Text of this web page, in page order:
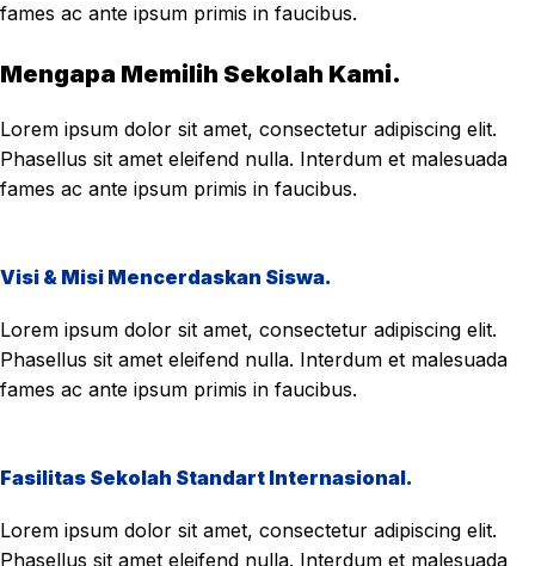
fames ac ante ipsum primis in faucibus.
Mengapa Memilih Sekolah Kami.
Lorem ipsum dolor sit amet, consectetur adipiscing elit.
Phasellus sit amet eleifend nulla. Interdum et malesuada
fames ac ante ipsum primis in faucibus.
Visi & Misi Mencerdaskan Siswa.
Lorem ipsum dolor sit amet, consectetur adipiscing elit.
Phasellus sit amet eleifend nulla. Interdum et malesuada
fames ac ante ipsum primis in faucibus.
Fasilitas Sekolah Standart Internasional.
Lorem ipsum dolor sit amet, consectetur adipiscing elit.
Phasellus sit amet eleifend nulla. Interdum et malesuada